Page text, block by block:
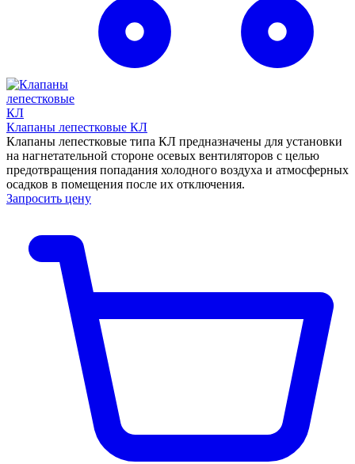
Клапаны лепестковые КЛ
Клапаны лепестковые типа КЛ предназначены для установки
на нагнетательной стороне осевых вентиляторов с целью
предотвращения попадания холодного воздуха и атмосферных
осадков в помещения после их отключения.
Запросить цену